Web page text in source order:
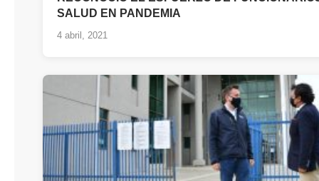
SALUD EN PANDEMIA
4 abril, 2021